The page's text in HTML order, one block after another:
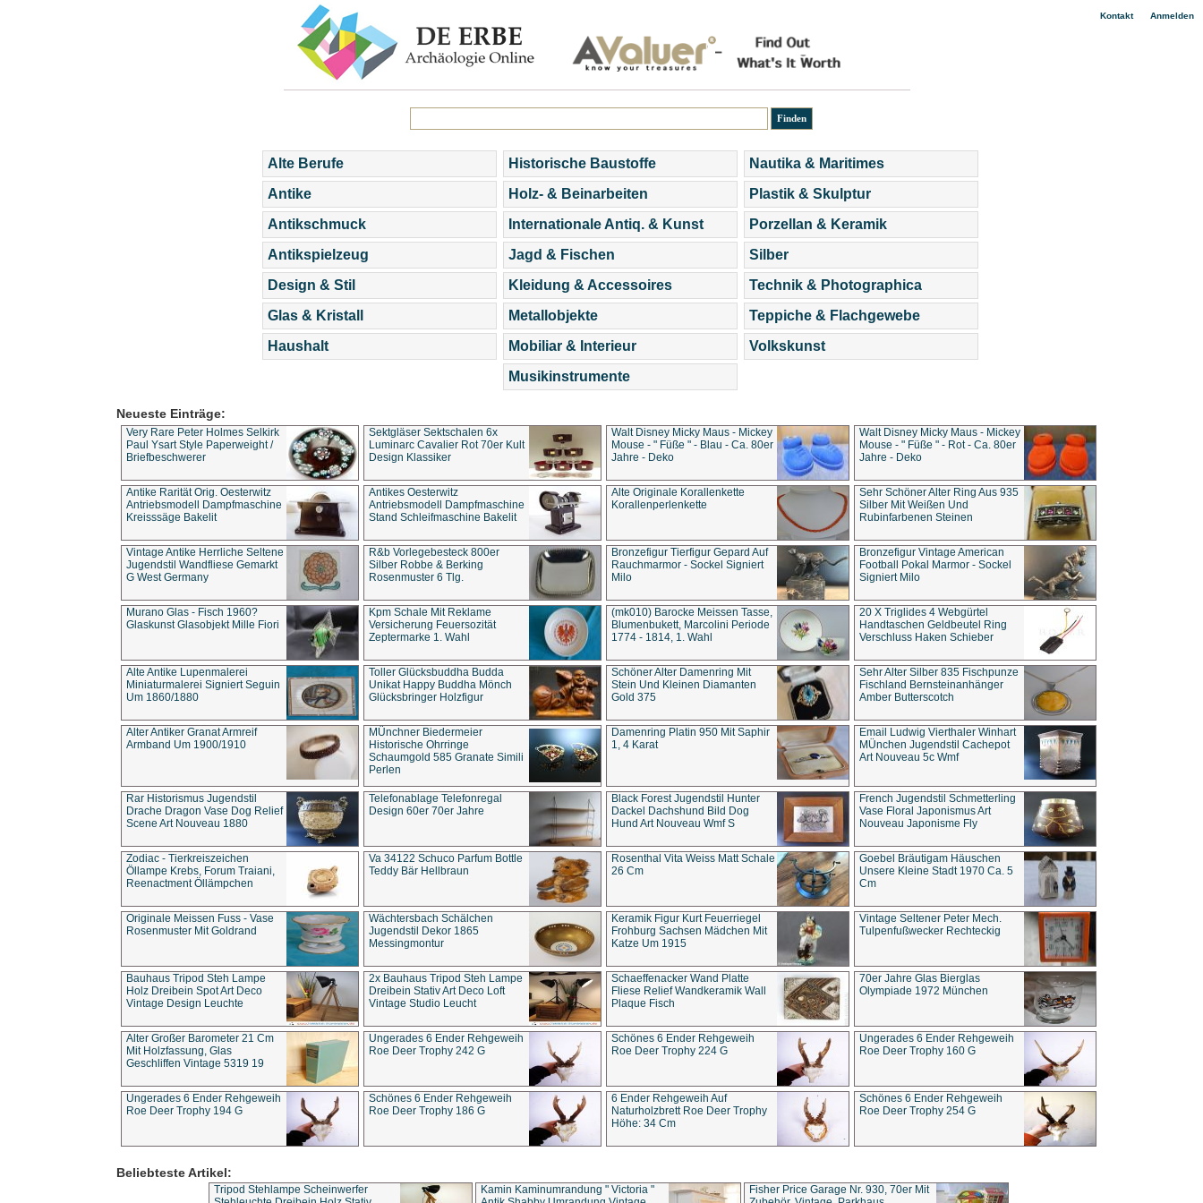
Kontakt| Anmelden
Alte Berufe
Antike
Antikschmuck
Antikspielzeug
Design & Stil
Glas & Kristall
Haushalt
Historische Baustoffe
Holz- & Beinarbeiten
Internationale Antiq. & Kunst
Jagd & Fischen
Kleidung & Accessoires
Metallobjekte
Mobiliar & Interieur
Musikinstrumente
Nautika & Maritimes
Plastik & Skulptur
Porzellan & Keramik
Silber
Technik & Photographica
Teppiche & Flachgewebe
Volkskunst
Neueste Einträge:
Very Rare Peter Holmes Selkirk
Paul Ysart Style Paperweight /
Briefbeschwerer
Sektgläser Sektschalen 6x
Luminarc Cavalier Rot 70er Kult
Design Klassiker
Walt Disney Micky Maus - Mickey
Mouse - " Füße " - Blau - Ca. 80er
Jahre - Deko
Walt Disney Micky Maus - Mickey
Mouse - " Füße " - Rot - Ca. 80er
Jahre - Deko
Antike Rarität Orig. Oesterwitz
Antriebsmodell Dampfmaschine
Kreisssäge Bakelit
Antikes Oesterwitz
Antriebsmodell Dampfmaschine
Stand Schleifmaschine Bakelit
Alte Originale Korallenkette
Korallenperlenkette
Sehr Schöner Alter Ring Aus 935
Silber Mit Weißen Und
Rubinfarbenen Steinen
Vintage Antike Herrliche Seltene
Jugendstil Wandfliese Gemarkt
G West Germany
R&b Vorlegebesteck 800er
Silber Robbe & Berking
Rosenmuster 6 Tlg.
Bronzefigur Tierfigur Gepard Auf
Rauchmarmor - Sockel Signiert
Milo
Bronzefigur Vintage American
Football Pokal Marmor - Sockel
Signiert Milo
Murano Glas - Fisch 1960?
Glaskunst Glasobjekt Mille Fiori
Kpm Schale Mit Reklame
Versicherung Feuersozität
Zeptermarke 1. Wahl
(mk010) Barocke Meissen Tasse,
Blumenbukett, Marcolini Periode
1774 - 1814, 1. Wahl
20 X Triglides 4 Webgürtel
Handtaschen Geldbeutel Ring
Verschluss Haken Schieber
Alte Antike Lupenmalerei
Miniaturmalerei Signiert Seguin
Um 1860/1880
Toller Glücksbuddha Budda
Unikat Happy Buddha Mönch
Glücksbringer Holzfigur
Schöner Alter Damenring Mit
Stein Und Kleinen Diamanten
Gold 375
Sehr Alter Silber 835 Fischpunze
Fischland Bernsteinanhänger
Amber Butterscotch
Alter Antiker Granat Armreif
Armband Um 1900/1910
MÜnchner Biedermeier
Historische Ohrringe
Schaumgold 585 Granate Simili
Perlen
Damenring Platin 950 Mit Saphir
1, 4 Karat
Email Ludwig Vierthaler Winhart
MÜnchen Jugendstil Cachepot
Art Nouveau 5c Wmf
Rar Historismus Jugendstil
Drache Dragon Vase Dog Relief
Scene Art Nouveau 1880
Telefonablage Telefonregal
Design 60er 70er Jahre
Black Forest Jugendstil Hunter
Dackel Dachshund Bild Dog
Hund Art Nouveau Wmf S
French Jugendstil Schmetterling
Vase Floral Japonismus Art
Nouveau Japonisme Fly
Zodiac - Tierkreiszeichen
Öllampe Krebs, Forum Traiani,
Reenactment Öllämpchen
Va 34122 Schuco Parfum Bottle
Teddy Bär Hellbraun
Rosenthal Vita Weiss Matt Schale
26 Cm
Goebel Bräutigam Häuschen
Unsere Kleine Stadt 1970 Ca. 5
Cm
Originale Meissen Fuss - Vase
Rosenmuster Mit Goldrand
Wächtersbach Schälchen
Jugendstil Dekor 1865
Messingmontur
Keramik Figur Kurt Feuerriegel
Frohburg Sachsen Mädchen Mit
Katze Um 1915
Vintage Seltener Peter Mech.
Tulpenfußwecker Rechteckig
Bauhaus Tripod Steh Lampe
Holz Dreibein Spot Art Deco
Vintage Design Leuchte
2x Bauhaus Tripod Steh Lampe
Dreibein Stativ Art Deco Loft
Vintage Studio Leucht
Schaeffenacker Wand Platte
Fliese Relief Wandkeramik Wall
Plaque Fisch
70er Jahre Glas Bierglas
Olympiade 1972 München
Alter Großer Barometer 21 Cm
Mit Holzfassung, Glas
Geschliffen Vintage 5319 19
Ungerades 6 Ender Rehgeweih
Roe Deer Trophy 242 G
Schönes 6 Ender Rehgeweih
Roe Deer Trophy 224 G
Ungerades 6 Ender Rehgeweih
Roe Deer Trophy 160 G
Ungerades 6 Ender Rehgeweih
Roe Deer Trophy 194 G
Schönes 6 Ender Rehgeweih
Roe Deer Trophy 186 G
6 Ender Rehgeweih Auf
Naturholzbrett Roe Deer Trophy
Höhe: 34 Cm
Schönes 6 Ender Rehgeweih
Roe Deer Trophy 254 G
Beliebteste Artikel:
Tripod Stehlampe Scheinwerfer
Kamin Kaminumrandung " Victoria "
Fisher Price Garage Nr. 930, 70er Mit